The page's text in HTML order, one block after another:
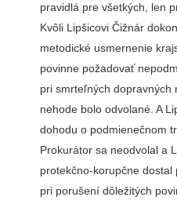
pravidlá pre všetkých, len
Kvôli Lipšicovi Čižnár
metodické usmernenie
povinne požadovať
pri smrteľných dopravných
nehode bolo odvolané. A
dohodu o podmienečnom
Prokurátor sa neodvolal a
protekčno-korupčne
pri porušení dôležitých